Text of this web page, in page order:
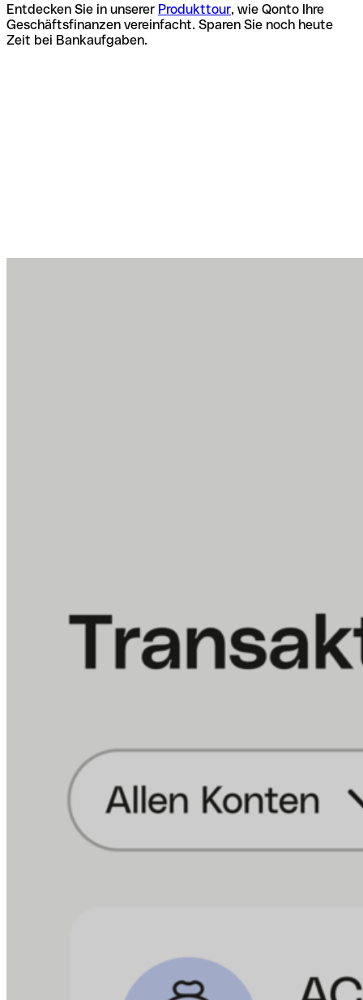
Entdecken Sie in unserer Produkttour, wie Qonto Ihre
Geschäftsfinanzen vereinfacht. Sparen Sie noch heute
Zeit bei Bankaufgaben.